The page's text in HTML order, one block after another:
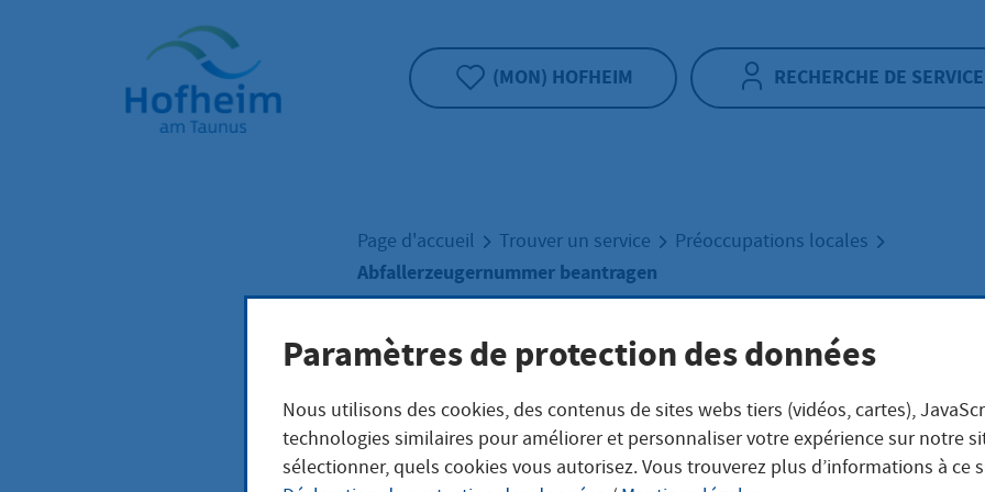
Accueil"
(MON) HOFHEIM RECHERCHE DE
Page d'accueil Trouver un service Préoccupations locales
Abfallerzeugernummer beantragen
beantragen
Paramètres de protection des données
Nous utilisons des cookies, des contenus de sites webs tiers (vidéos, cartes),
technologies similaires pour améliorer et personnaliser votre expérience sur notre
sélectionner, quels cookies vous autorisez. Vous trouverez plus d’informations à ce